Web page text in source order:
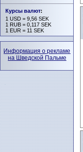
Курсы валют:
1 USD = 9,56 SEK
1 RUB = 0,117 SEK
1 EUR = 11 SEK
Информация о рекламе
на Шведской Пальме